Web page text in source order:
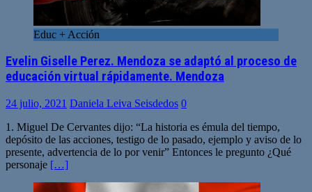
Educ + Acción
Evelin Giselle Perez. Mendoza se adaptó al proceso de
educación virtual rápidamente. Mendoza
24 julio, 2021 Daniela Leiva Seisdedos 0
1. Miguel De Cervantes dijo: “La historia es émula del tiempo,
depósito de las acciones, testigo de lo pasado, ejemplo y aviso de lo
presente, advertencia de lo por venir” Entonces le pregunto ¿Qué
personaje […]